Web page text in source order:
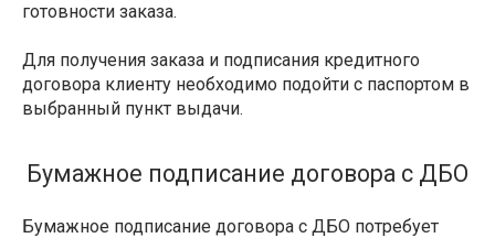
готовности заказа.
Для получения заказа и подписания кредитного
договора клиенту необходимо подойти с паспортом в
выбранный пункт выдачи.
Бумажное подписание договора с ДБО
Бумажное подписание договора с ДБО потребует